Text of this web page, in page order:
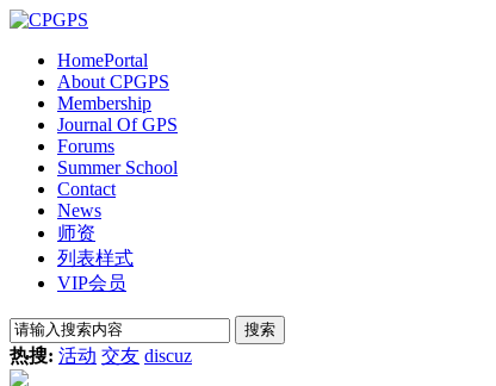
HomePortal
About CPGPS
Membership
Journal Of GPS
Forums
Summer School
Contact
News
师资
列表样式
VIP会员
搜索
热搜: 活动 交友 discuz